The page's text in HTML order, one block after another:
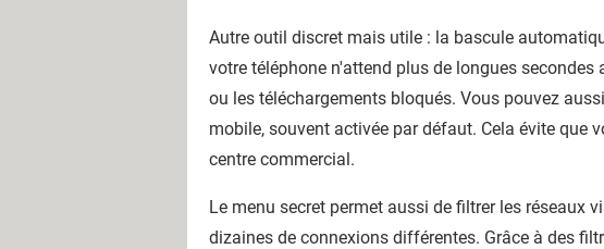
Autre outil discret mais utile : la bascule
votre téléphone n'attend plus de longues secondes
ou les téléchargements bloqués. Vous pouvez
mobile, souvent activée par défaut. Cela évite que
centre commercial.
Le menu secret permet aussi de filtrer les réseaux
dizaines de connexions différentes. Grâce à des